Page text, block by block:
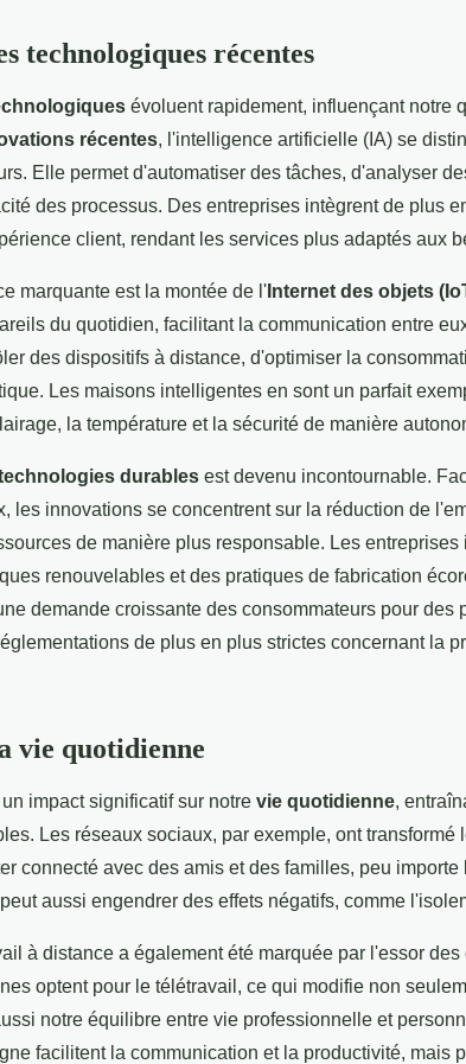
technologiques récentes
évoluent rapidement, influençant notre
récentes, l'intelligence artificielle (IA) se
Elle permet d'automatiser des tâches, d'analyser
des processus. Des entreprises intègrent de plus
client, rendant les services plus adaptés aux
marquante est la montée de l' Internet des objets
du quotidien, facilitant la communication entre
des dispositifs à distance, d'optimiser la
Les maisons intelligentes en sont un parfait
la température et la sécurité de manière
durables est devenu incontournable.
les innovations se concentrent sur la réduction de
de manière plus responsable. Les
renouvelables et des pratiques de fabrication
demande croissante des consommateurs pour des
de plus en plus strictes concernant la
vie quotidienne
impact significatif sur notre vie quotidienne,
Les réseaux sociaux, par exemple, ont transformé
connecté avec des amis et des familles, peu
aussi engendrer des effets négatifs, comme
à distance a également été marquée par l'essor
optent pour le télétravail, ce qui modifie non
notre équilibre entre vie professionnelle et
facilitent la communication et la productivité, mais